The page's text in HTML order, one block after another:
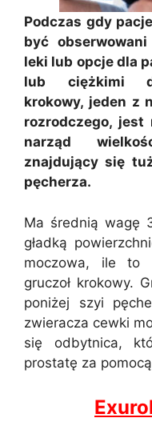
Podczas gdy
być
leki lub opcje dla
lub ciężkimi
krokowy, jeden z
rozrodczego, jest
narząd
znajdujący się
pęcherza.
Ma średnią wagę
gładką
moczowa, ile to
gruczoł krokowy.
poniżej szyi
zwieracza cewki
się odbytnica,
prostatę za